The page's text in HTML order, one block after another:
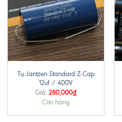
Tụ Jantzen Standard Z-Cap
12uf / 400V
Giá: 280,000₫
Còn hàng